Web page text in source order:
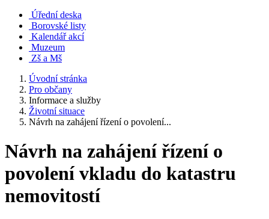
Úřední deska
Borovské listy
Kalendář akcí
Muzeum
Zš a Mš
Úvodní stránka
Pro občany
Informace a služby
Životní situace
Návrh na zahájení řízení o povolení...
Návrh na zahájení řízení o
povolení vkladu do katastru
nemovitostí